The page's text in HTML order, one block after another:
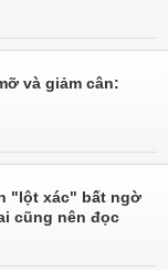
và giảm cân:
"lột xác" bất ngờ
cũng nên đọc